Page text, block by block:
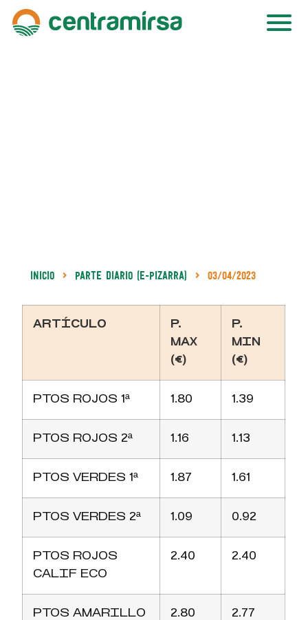
Inicio Parte Diario (e-Pizarra) 03/04/2023
ARTÍCULO
P.
MAX
(€)
P.
MIN
(€)
PTOS ROJOS 1ª 1.80 1.39
PTOS ROJOS 2ª 1.16 1.13
PTOS VERDES 1ª 1.87 1.61
PTOS VERDES 2ª 1.09 0.92
PTOS ROJOS
CALIF ECO
2.40 2.40
PTOS AMARILLO
2.80 2.77